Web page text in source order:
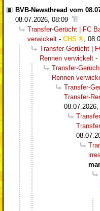
BVB-Newsthread vom
08.07.2026, 08:09
Transfer-Gerücht | FC
verwickelt - CHS
Transfer-Gerücht |
Rennen verwickelt -
Transfer-
Rennen
Transfer-
Transfer-